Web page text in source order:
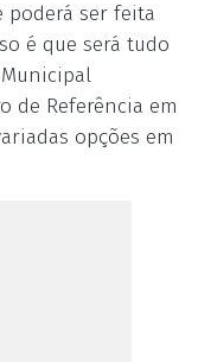
poderá ser feita
é que será tudo
de Referência em
opções em